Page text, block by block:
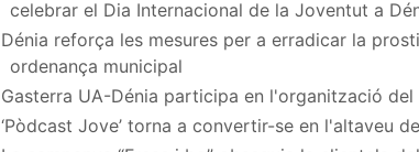
celebrar el Dia Internacional de la Joventut a
Dénia reforça les mesures per a erradicar la
ordenança municipal
Gasterra UA-Dénia participa en l'organització
‘Pòdcast Jove’ torna a convertir-se en l'altaveu